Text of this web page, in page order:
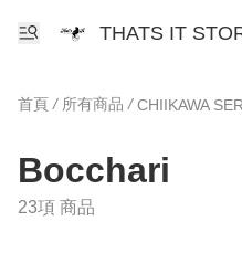
THATS IT
首頁 / 所有商品 / CHIIKAWA
Bocchari
23項 商品